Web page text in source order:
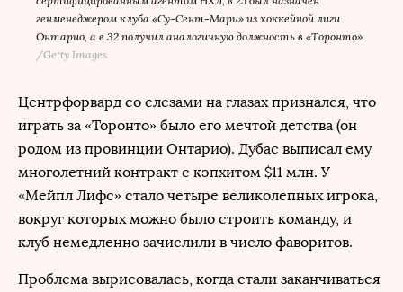
генменеджером клуба «Су-Сент-Мари» из хоккейной лиги
Онтарио, а в 32 получил аналогичную должность в «Торонто»
/Getty Images
Центрфорвард со слезами на глазах признался, что
играть за «Торонто» было его мечтой детства (он
родом из провинции Онтарио). Дубас выписал ему
многолетний контракт с кэпхитом $11 млн. У
«Мейпл Лифс» стало четыре великолепных игрока,
вокруг которых можно было строить команду, и
клуб немедленно зачислили в число фаворитов.
Проблема вырисовалась, когда стали заканчиваться